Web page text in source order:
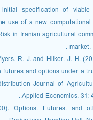
initial specification of
use of a new computational
in Iranian agricultural
Myers. R. J. and Hilker. J. H.
futures and options under a
Journal of
Applied Economics. 31:
Options. Futures. and